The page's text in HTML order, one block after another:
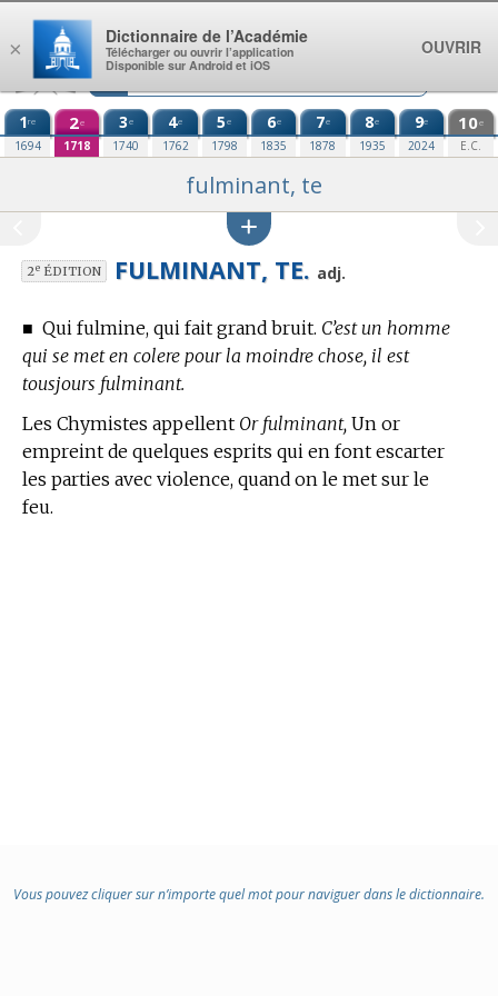
Aller au contenu
1re
1694
2e
1718
3e
1740
4e
1762
5e
1798
6e
1835
7e
1878
8e
1935
9e
2024
10e
E.C.
fulminant, te
2eÉDITION FULMINANT, TE. adj.
■ Qui fulmine, qui fait grand bruit. C’est un homme
qui se met en colere pour la moindre chose, il est
tousjours fulminant.
Les Chymistes appellent Or fulminant, Un or
empreint de quelques esprits qui en font escarter
les parties avec violence, quand on le met sur le
feu.
Vous pouvez cliquer sur n’importe quel mot pour naviguer dans le dictionnaire.
×
Dictionnaire de l’Académie
Télécharger ou ouvrir l’application
Disponible sur Android et iOS
OUVRIR